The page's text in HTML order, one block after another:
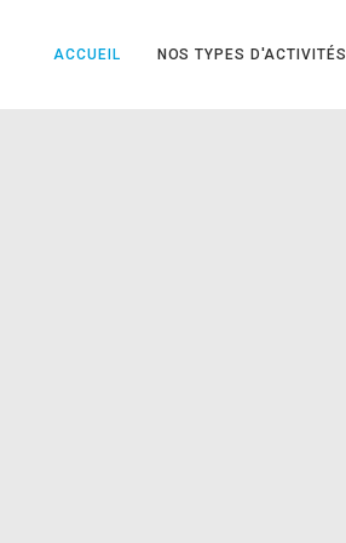
ACCUEIL NOS TYPES D'ACTIVITÉS